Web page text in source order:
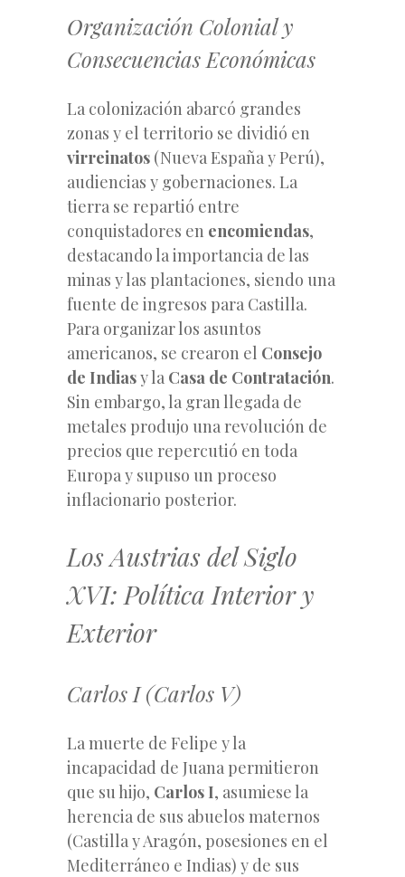
Organización Colonial y
Consecuencias Económicas
La colonización abarcó grandes
zonas y el territorio se dividió en
virreinatos (Nueva España y Perú),
audiencias y gobernaciones. La
tierra se repartió entre
conquistadores en encomiendas,
destacando la importancia de las
minas y las plantaciones, siendo una
fuente de ingresos para Castilla.
Para organizar los asuntos
americanos, se crearon el Consejo
de Indiasy la Casa de Contratación.
Sin embargo, la gran llegada de
metales produjo una revolución de
precios que repercutió en toda
Europa y supuso un proceso
inflacionario posterior.
Los Austrias del Siglo
XVI: Política Interior y
Exterior
Carlos I (Carlos V)
La muerte de Felipe y la
incapacidad de Juana permitieron
que su hijo, Carlos I, asumiese la
herencia de sus abuelos maternos
(Castilla y Aragón, posesiones en el
Mediterráneo e Indias) y de sus